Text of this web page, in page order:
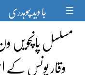
content جا وید چوہدری
مسلسل پانچویں
وقار یونس کے